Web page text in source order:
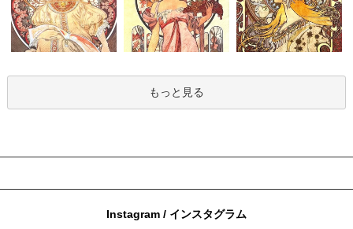
もっと見る
Instagram / インスタグラム